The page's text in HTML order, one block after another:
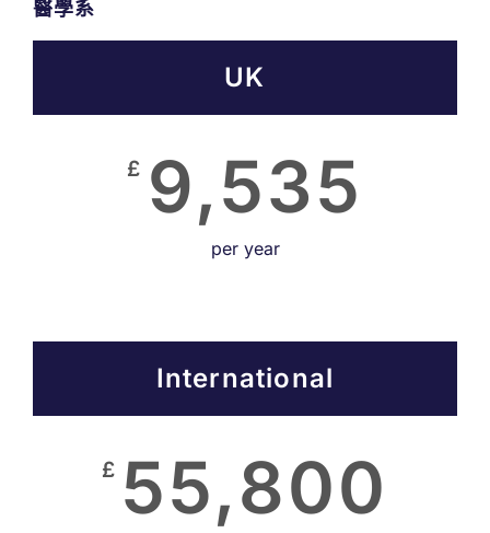
醫學系
UK
£ 9,535
per year
International
£ 55,800